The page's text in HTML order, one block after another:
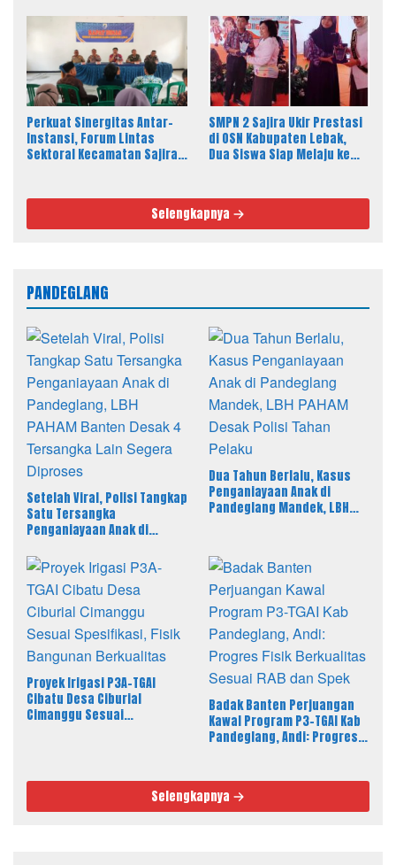
Amanah Besar
Perkuat Sinergitas Antar-
Instansi, Forum Lintas
Sektoral Kecamatan Sajira
SMPN 2 Sajira Ukir Prestasi
di OSN Kabupaten Lebak,
Dua Siswa Siap Melaju ke
Selengkapnya
PANDEGLANG
Setelah Viral, Polisi Tangkap
Satu Tersangka
Penganiayaan Anak di
Banten Desak 4 Tersangka
Lain Segera Diproses
Dua Tahun Berlalu, Kasus
Penganiayaan Anak di
Pandeglang Mandek, LBH
Proyek Irigasi P3A-TGAI
Cibatu Desa Ciburial
Cimanggu Sesuai
Badak Banten Perjuangan
Kawal Program P3-TGAI Kab
Pandeglang, Andi: Progres
Selengkapnya